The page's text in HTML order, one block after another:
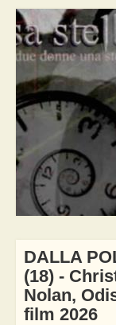
criteri di verifica
quella sua ...
DALLA
(18) -
Nolan,
film 2026